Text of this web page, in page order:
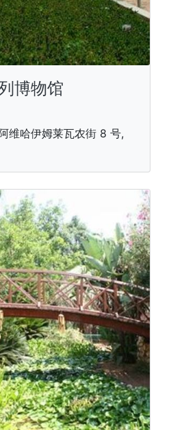
博物馆
维哈伊姆莱瓦农街 8 号,